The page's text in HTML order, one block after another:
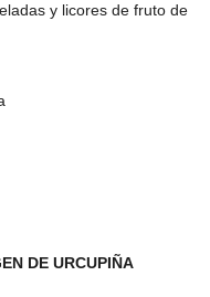
y licores de fruto de
DE URCUPIÑA